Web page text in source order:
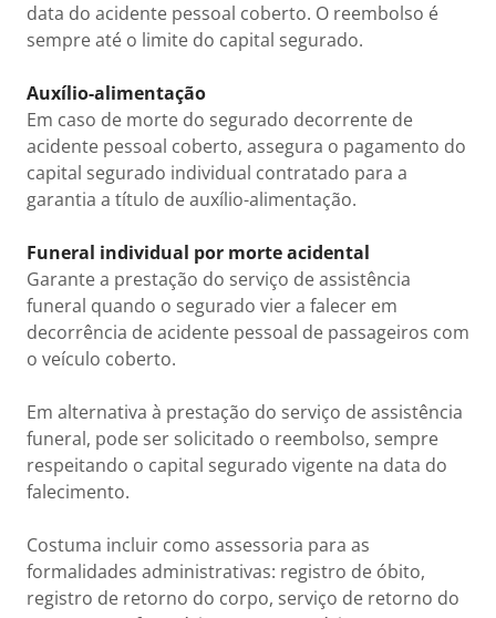
data do acidente pessoal coberto. O reembolso é
sempre até o limite do capital segurado.
Auxílio-alimentação
Em caso de morte do segurado decorrente de
acidente pessoal coberto, assegura o pagamento do
capital segurado individual contratado para a
garantia a título de auxílio-alimentação.
Funeral individual por morte acidental
Garante a prestação do serviço de assistência
funeral quando o segurado vier a falecer em
decorrência de acidente pessoal de passageiros com
o veículo coberto.
Em alternativa à prestação do serviço de assistência
funeral, pode ser solicitado o reembolso, sempre
respeitando o capital segurado vigente na data do
falecimento.
Costuma incluir como assessoria para as
formalidades administrativas: registro de óbito,
registro de retorno do corpo, serviço de retorno do